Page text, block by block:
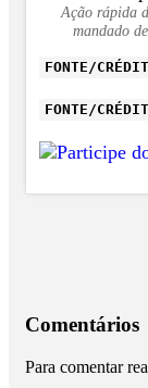
Ação rápida
mandado
FONTE/
FONTE/
Comentários
Para comentar